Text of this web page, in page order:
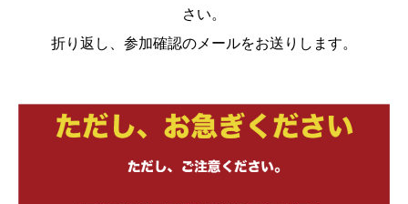
さい。
折り返し、参加確認のメールをお送りします。